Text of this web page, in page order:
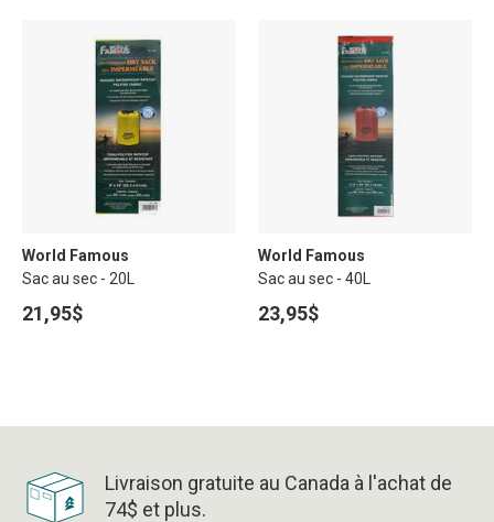
World Famous
Sac au sec - 20L
21,95$
World Famous
Sac au sec - 40L
23,95$
Livraison gratuite au Canada à l'achat de
74$ et plus.